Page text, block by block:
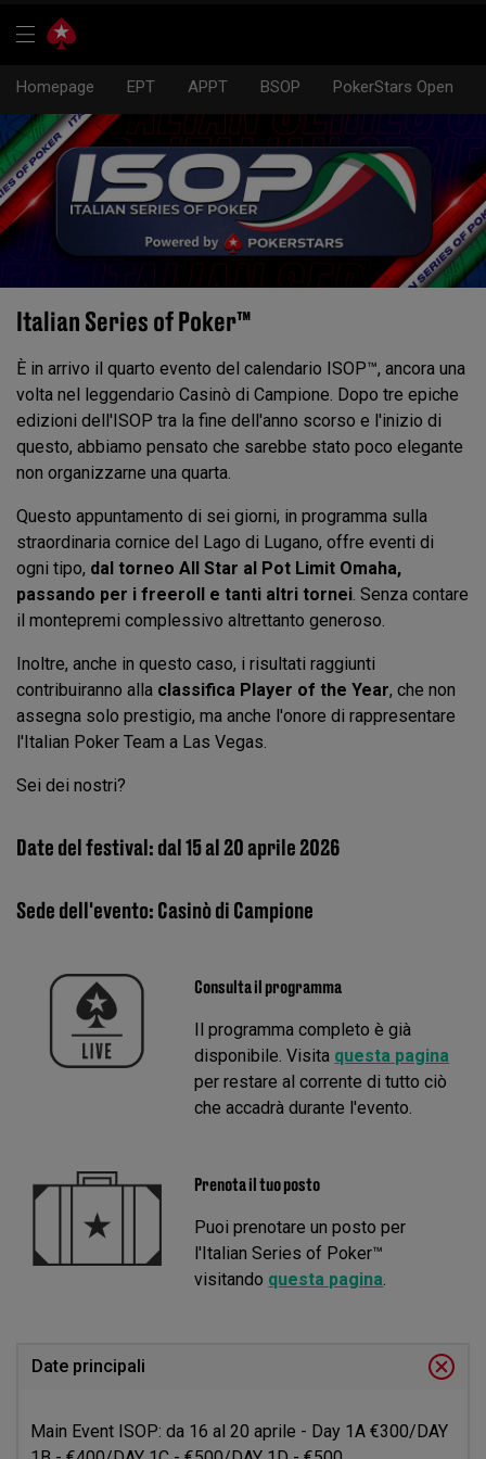
Homepage EPT APPT BSOP PokerStars Open
Italian Series of Poker™
È in arrivo il quarto evento del calendario ISOP™, ancora una
volta nel leggendario Casinò di Campione. Dopo tre epiche
edizioni dell'ISOP tra la fine dell'anno scorso e l'inizio di
questo, abbiamo pensato che sarebbe stato poco elegante
non organizzarne una quarta.
Questo appuntamento di sei giorni, in programma sulla
straordinaria cornice del Lago di Lugano, offre eventi di
ogni tipo, dal torneo All Star al Pot Limit Omaha,
passando per i freeroll e tanti altri tornei . Senza contare
il montepremi complessivo altrettanto generoso.
Inoltre, anche in questo caso, i risultati raggiunti
contribuiranno alla classifica Player of the Year, che non
assegna solo prestigio, ma anche l'onore di rappresentare
l'Italian Poker Team a Las Vegas.
Sei dei nostri?
Date del festival: dal 15 al 20 aprile 2026
Sede dell'evento: Casinò di Campione
Consulta il programma
Il programma completo è già
disponibile. Visita questa pagina
per restare al corrente di tutto ciò
che accadrà durante l'evento.
Prenota il tuo posto
Puoi prenotare un posto per
l'Italian Series of Poker™
visitando questa pagina
Date principali
Main Event ISOP: da 16 al 20 aprile - Day 1A €300/DAY